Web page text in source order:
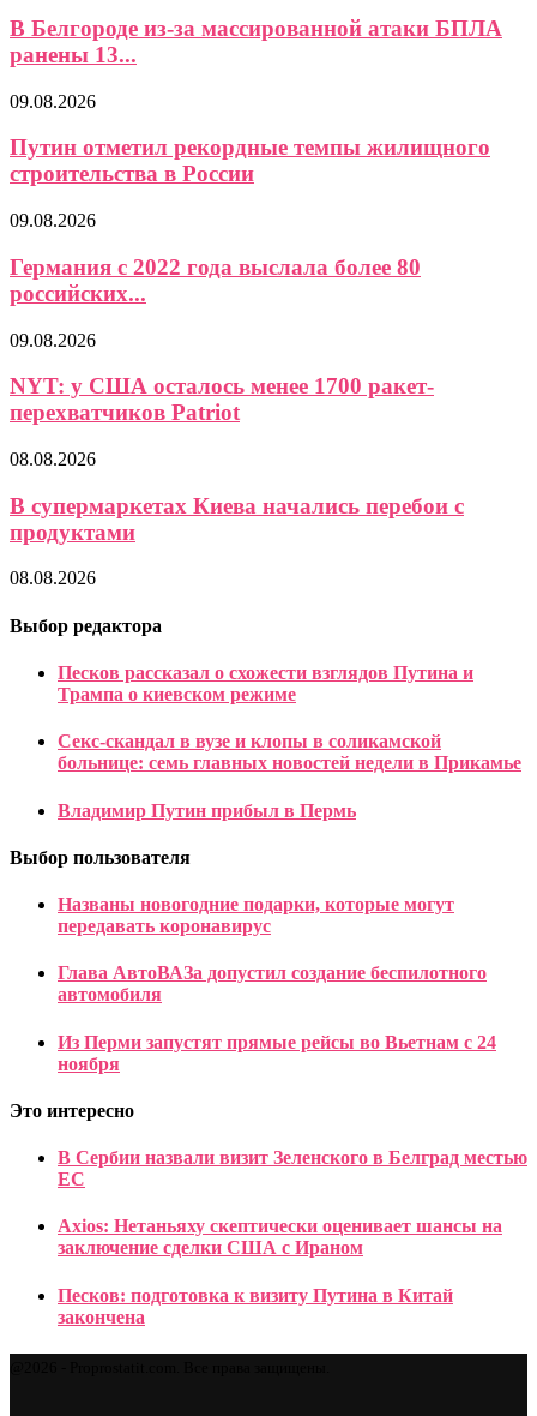
В Белгороде из-за массированной атаки БПЛА
ранены 13...
09.08.2026
Путин отметил рекордные темпы жилищного
строительства в России
09.08.2026
Германия с 2022 года выслала более 80
российских...
09.08.2026
NYT: у США осталось менее 1700 ракет-
перехватчиков Patriot
08.08.2026
В супермаркетах Киева начались перебои с
продуктами
08.08.2026
Выбор редактора
Песков рассказал о схожести взглядов Путина и
Трампа о киевском режиме
Секс-скандал в вузе и клопы в соликамской
больнице: семь главных новостей недели в Прикамье
Владимир Путин прибыл в Пермь
Выбор пользователя
Названы новогодние подарки, которые могут
передавать коронавирус
Глава АвтоВАЗа допустил создание беспилотного
автомобиля
Из Перми запустят прямые рейсы во Вьетнам с 24
ноября
Это интересно
В Сербии назвали визит Зеленского в Белград местью
ЕС
Axios: Нетаньяху скептически оценивает шансы на
заключение сделки США с Ираном
Песков: подготовка к визиту Путина в Китай
закончена